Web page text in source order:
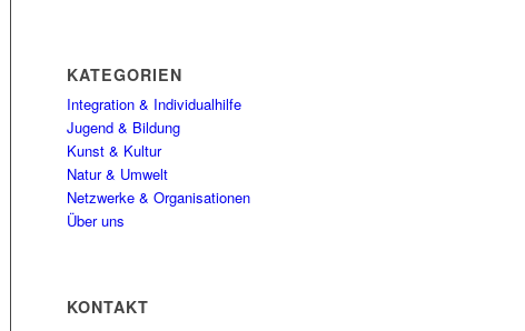
KATEGORIEN
Integration & Individualhilfe
Jugend & Bildung
Kunst & Kultur
Natur & Umwelt
Netzwerke & Organisationen
Über uns
KONTAKT